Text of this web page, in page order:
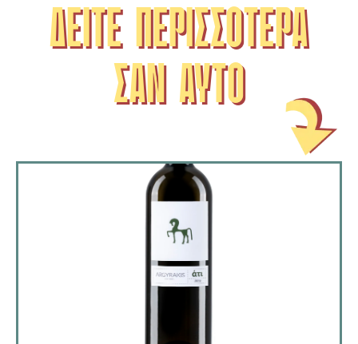
ΔΕΙΤΕ ΠΕΡΙΣΣΟΤΕΡΑ
ΣΑΝ ΑΥΤΟ